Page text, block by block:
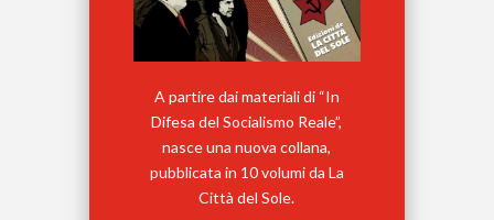
A partire dai materiali di “In
Difesa del Socialismo Reale”,
nasce una nuova collana,
pubblicata in 10 volumi da La
Città del Sole.